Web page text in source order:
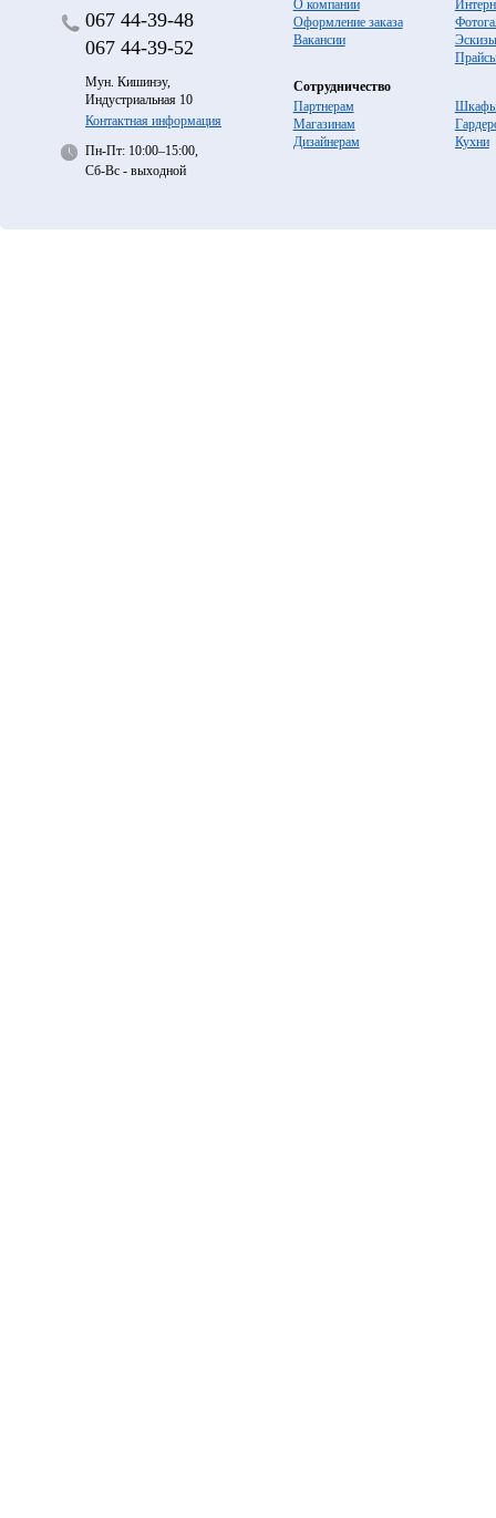
067 44-39-48
067 44-39-52
Мун. Кишинэу,
Индустриальная 10
Контактная информация
Пн-Пт: 10:00–15:00,
Сб-Вс - выходной
О компании
Оформление заказа
Вакансии
Эскизы
Сотрудничество
Партнерам
Магазинам
Дизайнерам
Кухни